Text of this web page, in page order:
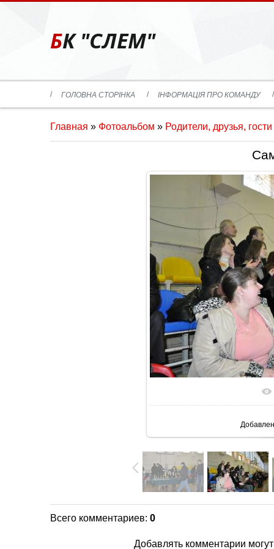
БК "СЛЕМ"
ГОЛОВНА СТОРІНКА ІНФОРМАЦІЯ ПРО КОМАНДУ
Главная » Фотоальбом » Родители, друзья, гости
В
Всего комментариев: 0
Добавлять комментарии